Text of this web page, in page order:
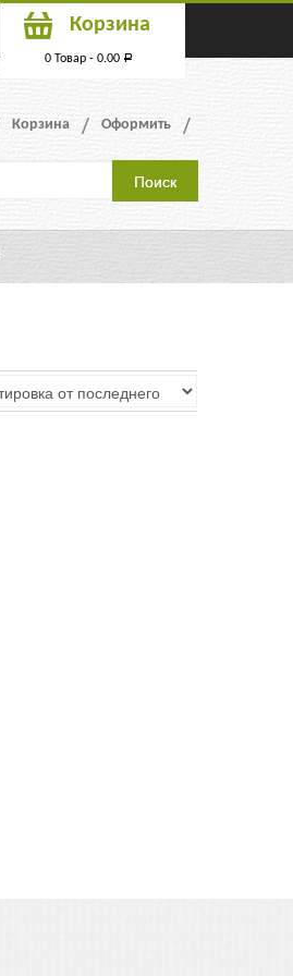
Корзина
0 Товар - 0.00 Р
Корзина Оформить